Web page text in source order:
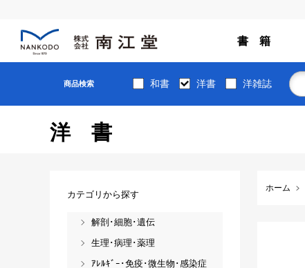
書 籍
商品検索 和書 洋書 洋雑誌
洋書
ホーム
カテゴリから探す
解剖･細胞･遺伝
生理･病理･薬理
ｱﾚﾙｷﾞｰ･免疫･微生物･感染症